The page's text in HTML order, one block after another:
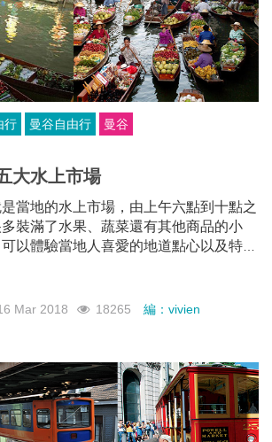
行 曼谷自由行 曼谷
大水上市場
當地的水上市場，由上午六點到十點之
裝滿了水果、蔬菜還有其他商品的小
以體驗當地人喜愛的地道點心以及特
Mar 2018 18265 編：vivien